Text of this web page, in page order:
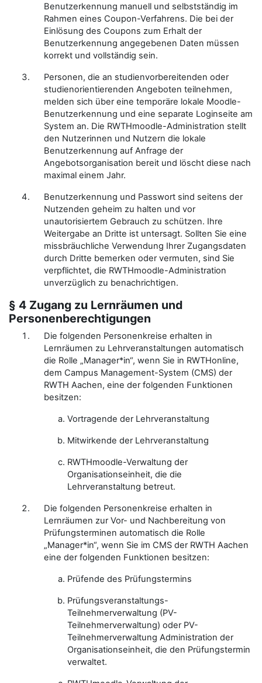
Benutzerkennung manuell und selbstständig im
Rahmen eines Coupon-Verfahrens. Die bei der
Einlösung des Coupons zum Erhalt der
Benutzerkennung angegebenen Daten müssen
korrekt und vollständig sein.
Personen, die an studienvorbereitenden oder
studienorientierenden Angeboten teilnehmen,
melden sich über eine temporäre lokale Moodle-
Benutzerkennung und eine separate Loginseite am
System an. Die RWTHmoodle-Administration stellt
den Nutzerinnen und Nutzern die lokale
Benutzerkennung auf Anfrage der
Angebotsorganisation bereit und löscht diese nach
maximal einem Jahr.
Benutzerkennung und Passwort sind seitens der
Nutzenden geheim zu halten und vor
unautorisiertem Gebrauch zu schützen. Ihre
Weitergabe an Dritte ist untersagt. Sollten Sie eine
missbräuchliche Verwendung Ihrer Zugangsdaten
durch Dritte bemerken oder vermuten, sind Sie
verpflichtet, die RWTHmoodle-Administration
unverzüglich zu benachrichtigen.
§ 4 Zugang zu Lernräumen und
Personenberechtigungen
Die folgenden Personenkreise erhalten in
Lernräumen zu Lehrveranstaltungen automatisch
die Rolle „Manager*in“, wenn Sie in RWTHonline,
dem Campus Management-System (CMS) der
RWTH Aachen, eine der folgenden Funktionen
besitzen:
Vortragende der Lehrveranstaltung
Mitwirkende der Lehrveranstaltung
RWTHmoodle-Verwaltung der
Organisationseinheit, die die
Lehrveranstaltung betreut.
Die folgenden Personenkreise erhalten in
Lernräumen zur Vor- und Nachbereitung von
Prüfungsterminen automatisch die Rolle
„Manager*in“, wenn Sie im CMS der RWTH Aachen
eine der folgenden Funktionen besitzen:
Prüfende des Prüfungstermins
Prüfungsveranstaltungs-
Teilnehmerverwaltung (PV-
Teilnehmerverwaltung) oder PV-
Teilnehmerverwaltung Administration der
Organisationseinheit, die den Prüfungstermin
verwaltet.